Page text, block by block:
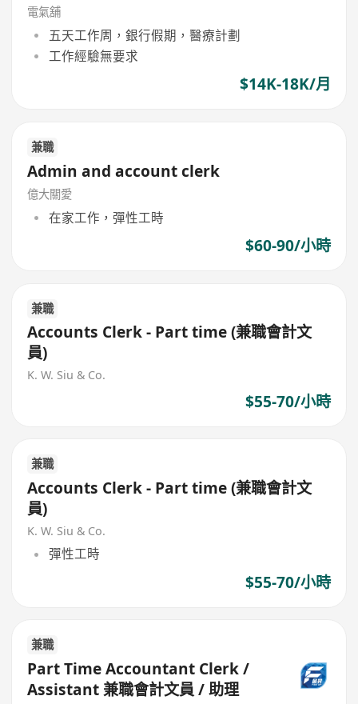
電氣舖
五天工作周，銀行假期，醫療計劃
工作經驗無要求
$14K-18K/月
兼職
Admin and account clerk
億大關愛
在家工作，彈性工時
$60-90/小時
兼職
Accounts Clerk - Part time (兼職會計文
員)
K. W. Siu & Co.
$55-70/小時
兼職
Accounts Clerk - Part time (兼職會計文
員)
K. W. Siu & Co.
彈性工時
$55-70/小時
兼職
Part Time Accountant Clerk /
Assistant 兼職會計文員 / 助理